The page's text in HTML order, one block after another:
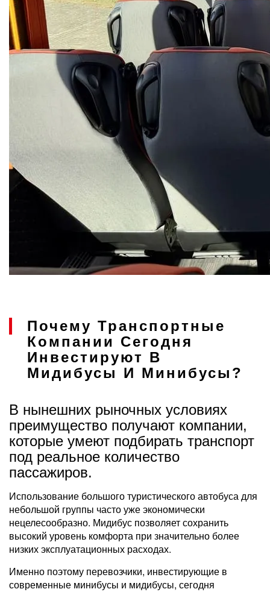
Почему Транспортные
Компании Сегодня
Инвестируют В
Мидибусы И Минибусы?
В нынешних рыночных условиях
преимущество получают компании,
которые умеют подбирать транспорт
под реальное количество
пассажиров.
Использование большого туристического автобуса для
небольшой группы часто уже экономически
нецелесообразно. Мидибус позволяет сохранить
высокий уровень комфорта при значительно более
низких эксплуатационных расходах.
Именно поэтому перевозчики, инвестирующие в
современные минибусы и мидибусы, сегодня